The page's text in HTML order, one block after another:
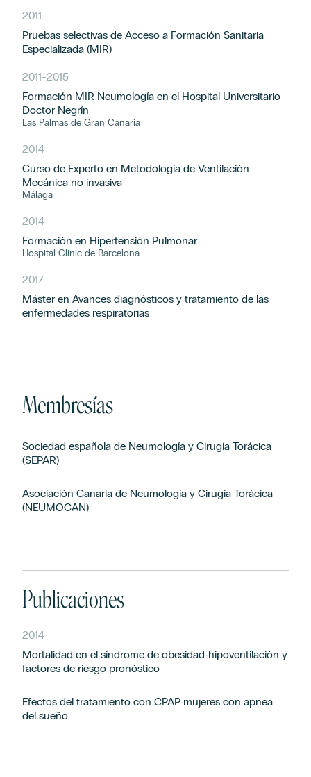
2011
Pruebas selectivas de Acceso a Formación Sanitaria
Especializada (MIR)
2011-2015
Formación MIR Neumología en el Hospital Universitario
Doctor Negrín
Las Palmas de Gran Canaria
2014
Curso de Experto en Metodología de Ventilación
Mecánica no invasiva
Málaga
2014
Formación en Hipertensión Pulmonar
Hospital Clinic de Barcelona
2017
Máster en Avances diagnósticos y tratamiento de las
enfermedades respiratorias
Membresías
Sociedad española de Neumología y Cirugía Torácica
(SEPAR)
Asociación Canaria de Neumología y Cirugía Torácica
(NEUMOCAN)
Publicaciones
2014
Mortalidad en el síndrome de obesidad-hipoventilación y
factores de riesgo pronóstico
Efectos del tratamiento con CPAP mujeres con apnea
del sueño